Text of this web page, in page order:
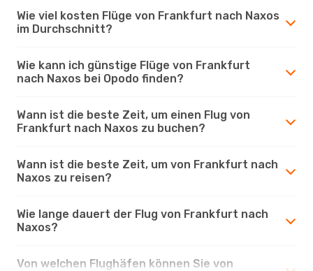
Wie viel kosten Flüge von Frankfurt nach Naxos
im Durchschnitt?
Wie kann ich günstige Flüge von Frankfurt
nach Naxos bei Opodo finden?
Wann ist die beste Zeit, um einen Flug von
Frankfurt nach Naxos zu buchen?
Wann ist die beste Zeit, um von Frankfurt nach
Naxos zu reisen?
Wie lange dauert der Flug von Frankfurt nach
Naxos?
Von welchen Flughäfen können Sie von